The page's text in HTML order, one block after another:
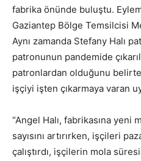
fabrika önünde buluştu.
Gaziantep Bölge Temsilcisi
Aynı zamanda Stefany Halı
patronunun pandemide
patronlardan olduğunu
işçiyi işten çıkarmaya varan
“Angel Halı, fabrikasına yeni
sayısını artırırken, işçileri
çalıştırdı, işçilerin mola